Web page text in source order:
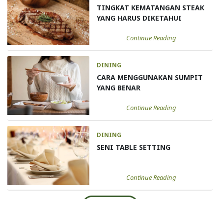
TINGKAT KEMATANGAN STEAK
YANG HARUS DIKETAHUI
Continue Reading
DINING
CARA MENGGUNAKAN SUMPIT
YANG BENAR
Continue Reading
DINING
SENI TABLE SETTING
Continue Reading